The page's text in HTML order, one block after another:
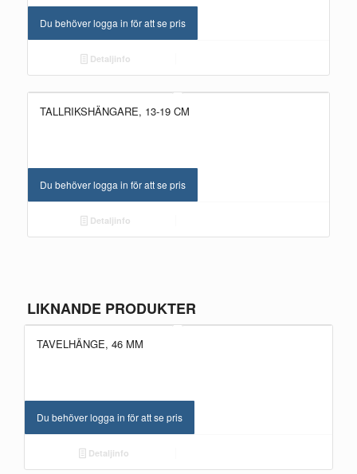
Du behöver logga in för att se pris
Detaljinfo
TALLRIKSHÄNGARE, 13-19 CM
Du behöver logga in för att se pris
Detaljinfo
LIKNANDE PRODUKTER
TAVELHÄNGE, 46 MM
Du behöver logga in för att se pris
Detaljinfo